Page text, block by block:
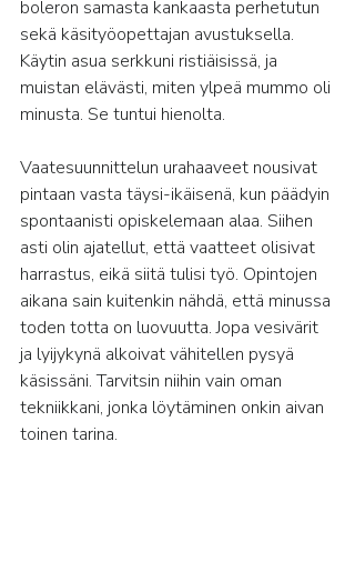
boleron samasta kankaasta perhetutun
sekä käsityöopettajan avustuksella.
Käytin asua serkkuni ristiäisissä, ja
muistan elävästi, miten ylpeä mummo oli
minusta. Se tuntui hienolta.
Vaatesuunnittelun urahaaveet nousivat
pintaan vasta täysi-ikäisenä, kun päädyin
spontaanisti opiskelemaan alaa. Siihen
asti olin ajatellut, että vaatteet olisivat
harrastus, eikä siitä tulisi työ. Opintojen
aikana sain kuitenkin nähdä, että minussa
toden totta on luovuutta. Jopa vesivärit
ja lyijykynä alkoivat vähitellen pysyä
käsissäni. Tarvitsin niihin vain oman
tekniikkani, jonka löytäminen onkin aivan
toinen tarina.